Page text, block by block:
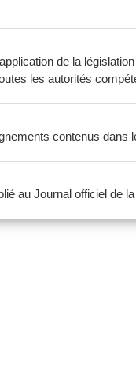
de la
les autorités
contenus dans
au Journal officiel de